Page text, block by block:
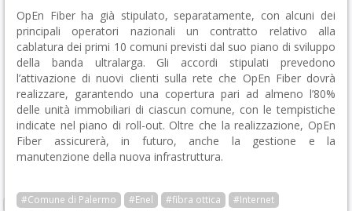
OpEn Fiber ha già stipulato, separatamente, con alcuni dei
principali operatori nazionali un contratto relativo alla
cablatura dei primi 10 comuni previsti dal suo piano di sviluppo
della banda ultralarga. Gli accordi stipulati prevedono
l’attivazione di nuovi clienti sulla rete che OpEn Fiber dovrà
realizzare, garantendo una copertura pari ad almeno l’80%
delle unità immobiliari di ciascun comune, con le tempistiche
indicate nel piano di roll-out. Oltre che la realizzazione, OpEn
Fiber assicurerà, in futuro, anche la gestione e la
manutenzione della nuova infrastruttura.
#Comune di Palermo #Enel #fibra ottica
#Internet